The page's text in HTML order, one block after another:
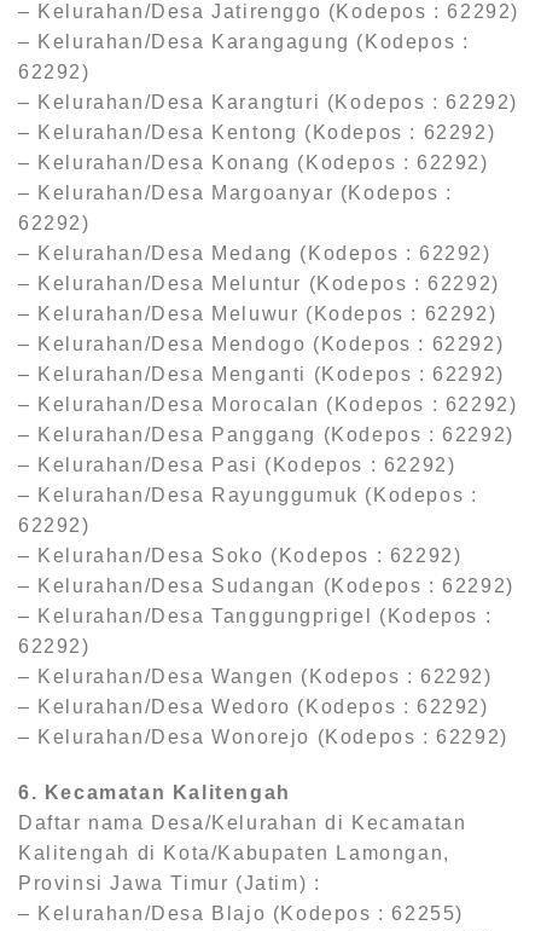
– Kelurahan/Desa Jatirenggo (Kodepos : 62292)
– Kelurahan/Desa Karangagung (Kodepos :
62292)
– Kelurahan/Desa Karangturi (Kodepos : 62292)
– Kelurahan/Desa Kentong (Kodepos : 62292)
– Kelurahan/Desa Konang (Kodepos : 62292)
– Kelurahan/Desa Margoanyar (Kodepos :
62292)
– Kelurahan/Desa Medang (Kodepos : 62292)
– Kelurahan/Desa Meluntur (Kodepos : 62292)
– Kelurahan/Desa Meluwur (Kodepos : 62292)
– Kelurahan/Desa Mendogo (Kodepos : 62292)
– Kelurahan/Desa Menganti (Kodepos : 62292)
– Kelurahan/Desa Morocalan (Kodepos : 62292)
– Kelurahan/Desa Panggang (Kodepos : 62292)
– Kelurahan/Desa Pasi (Kodepos : 62292)
– Kelurahan/Desa Rayunggumuk (Kodepos :
62292)
– Kelurahan/Desa Soko (Kodepos : 62292)
– Kelurahan/Desa Sudangan (Kodepos : 62292)
– Kelurahan/Desa Tanggungprigel (Kodepos :
62292)
– Kelurahan/Desa Wangen (Kodepos : 62292)
– Kelurahan/Desa Wedoro (Kodepos : 62292)
– Kelurahan/Desa Wonorejo (Kodepos : 62292)
6. Kecamatan Kalitengah
Daftar nama Desa/Kelurahan di Kecamatan
Kalitengah di Kota/Kabupaten Lamongan,
Provinsi Jawa Timur (Jatim) :
– Kelurahan/Desa Blajo (Kodepos : 62255)